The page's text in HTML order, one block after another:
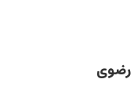
رضوی​​​​​​​​​​​​​​